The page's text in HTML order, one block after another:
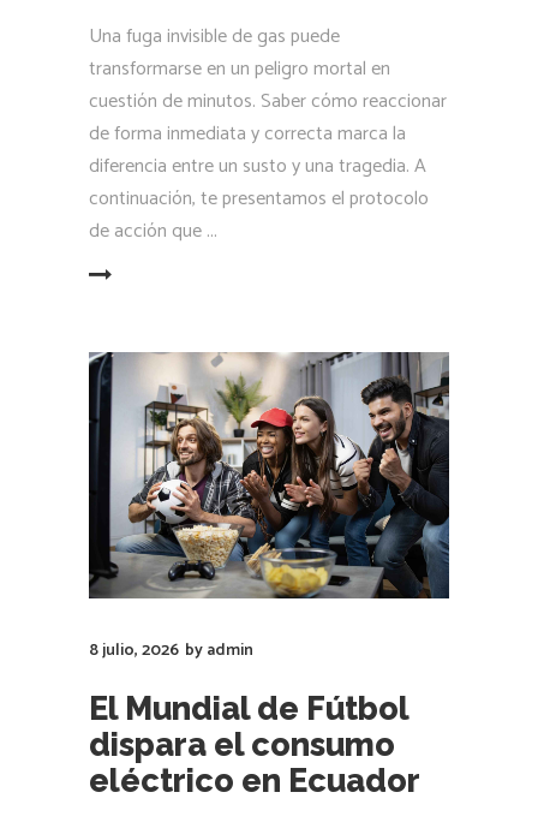
Una fuga invisible de gas puede
transformarse en un peligro mortal en
cuestión de minutos. Saber cómo reaccionar
de forma inmediata y correcta marca la
diferencia entre un susto y una tragedia. A
continuación, te presentamos el protocolo
de acción que
8 julio, 2026 byadmin
El Mundial de Fútbol
dispara el consumo
eléctrico en Ecuador